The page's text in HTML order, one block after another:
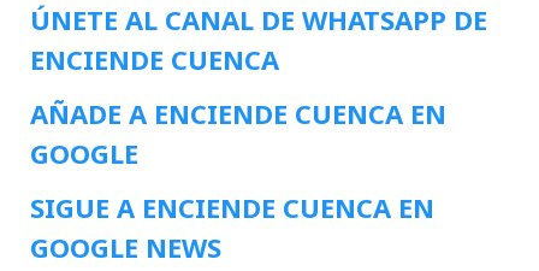
ÚNETE AL CANAL DE WHATSAPP DE
ENCIENDE CUENCA
AÑADE A ENCIENDE CUENCA EN
GOOGLE
SIGUE A ENCIENDE CUENCA EN
GOOGLE NEWS